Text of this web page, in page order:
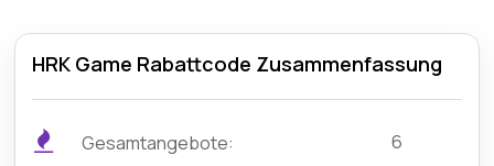
HRK Game Rabattcode Zusammenfassung
Gesamtangebote:
6